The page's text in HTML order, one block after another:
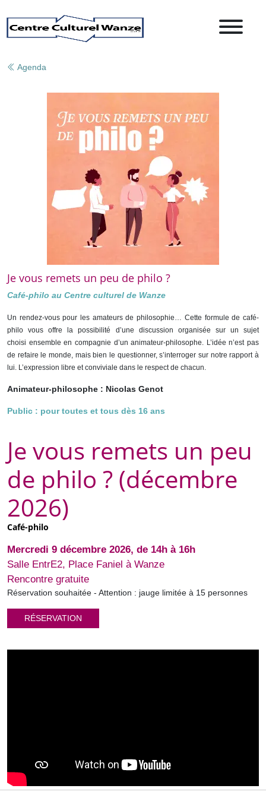
Agenda
Je vous remets un peu de philo ?
Café-philo au Centre culturel de Wanze
Un rendez-vous pour les amateurs de philosophie… Cette formule de café-
philo vous offre la possibilité d’une discussion organisée
sur un sujet
choisi ensemble en compagnie d’un animateur-philosophe. L’idée n’est pas
de refaire le monde, mais bien le questionner, s’interroger sur notre rapport à
lui. L’expression libre et conviviale dans le respect de chacun.
Animateur-philosophe : Nicolas Genot
Public : pour toutes et tous dès 16 ans
Je vous remets un peu
de philo ? (décembre
2026)
Café-philo
Mercredi 9 décembre 2026, de 14h à 16h
Salle EntrE2, Place Faniel à Wanze
Rencontre gratuite
Réservation souhaitée - Attention : jauge limitée à 15 personnes
RÉSERVATION